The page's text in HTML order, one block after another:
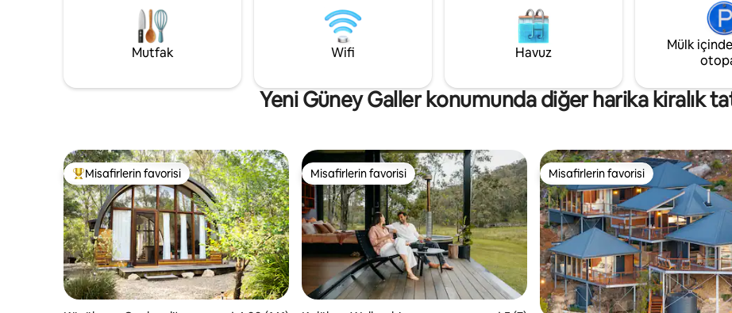
kapalı olan ateş çukuru. 2-12 yaş arası
çocuklar veya 0-2 yaş arası bebekler
kabul edilmez. Evcil hayvan kabul
yıldızların altında banyo yapabilmeniz için
açık hava banyosu da dahil olmak üzere
unutulmaz bir konaklama için ihtiyacınız
olan her şeye sahiptir!
mevcuttur). Gerekirse yakınınızdaki ev
sahipleri. Sauna Mart ortasında
Mutfak Wifi Havuz
Mülk
Yeni Güney Galler konumunda diğer harika kiralık
Misafirlerin favorilerinden en beğenilenler arasında
Misafirlerin favorisi Misafirlerin favorisi
Misafirlerin favorisi Misafirlerin favorisi
Misafirlerin favorisi